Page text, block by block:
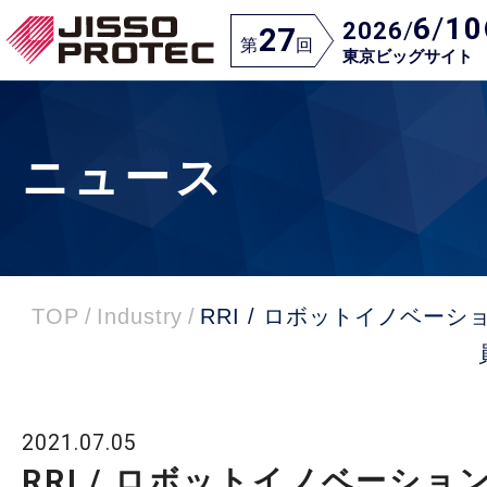
第27回 2026/6/10
東京ビッグサイト
ニュース
TOP / Industry / RRI / ロボットイノベーシ
2021.07.05